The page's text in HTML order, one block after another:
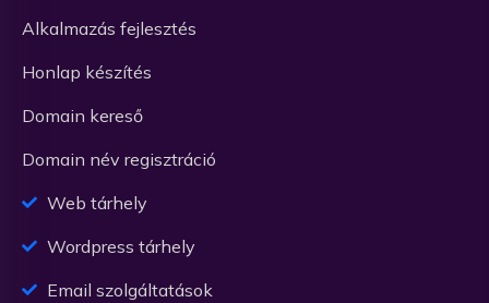
Alkalmazás fejlesztés
Honlap készítés
Domain kereső
Domain név regisztráció
Web tárhely
Wordpress tárhely
Email szolgáltatások